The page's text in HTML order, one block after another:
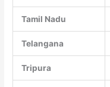
Tamil Nadu
Telangana
Tripura